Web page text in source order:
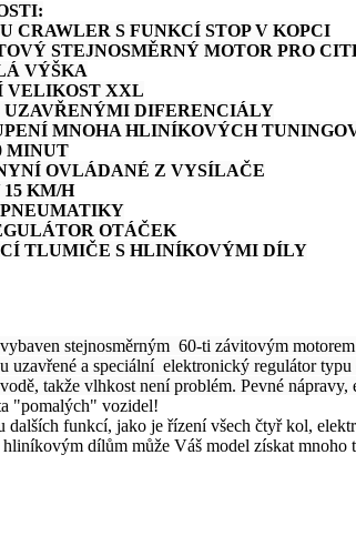
CRAWLER S FUNKCÍ STOP V KOPCI
STEJNOSMĚRNÝ MOTOR PRO
VÝŠKA
VELIKOST XXL
UZAVŘENÝMI DIFERENCIÁLY
MNOHA HLINÍKOVÝCH
MINUT
OVLÁDANÉ Z VYSÍLAČE
KM/H
OTÁČEK
TLUMIČE S HLINÍKOVÝMI DÍLY
stejnosměrným 60-ti závitovým
uzavřené a speciální elektronický regulátor
takže vlhkost není problém. Pevné
"pomalých" vozidel!
dalších funkcí, jako je řízení všech čtyř kol,
dílům může Váš model získat mnoho